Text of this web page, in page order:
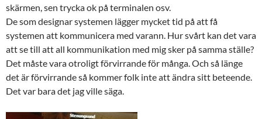
skärmen, sen trycka ok på terminalen osv.
De som designar systemen lägger mycket tid på att få
systemen att kommunicera med varann. Hur svårt kan det vara
att se till att all kommunikation med mig sker på samma ställe?
Det måste vara otroligt förvirrande för många. Och så länge
det är förvirrande så kommer folk inte att ändra sitt beteende.
Det var bara det jag ville säga.